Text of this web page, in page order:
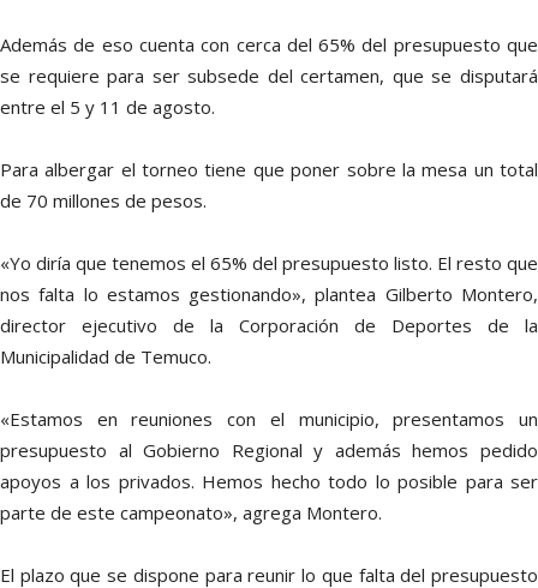
Además de eso cuenta con cerca del 65% del presupuesto que
se requiere para ser subsede del certamen, que se disputará
entre el 5 y 11 de agosto.
Para albergar el torneo tiene que poner sobre la mesa un total
de 70 millones de pesos.
«Yo diría que tenemos el 65% del presupuesto listo. El resto que
nos falta lo estamos gestionando», plantea Gilberto Montero,
director ejecutivo de la Corporación de Deportes de la
Municipalidad de Temuco.
«Estamos en reuniones con el municipio, presentamos un
presupuesto al Gobierno Regional y además hemos pedido
apoyos a los privados. Hemos hecho todo lo posible para ser
parte de este campeonato», agrega Montero.
El plazo que se dispone para reunir lo que falta del presupuesto